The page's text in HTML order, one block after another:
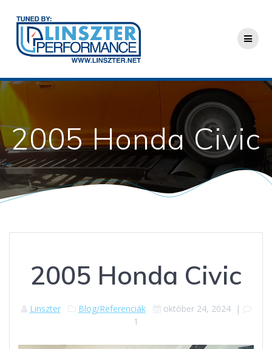
content
2005 Honda Civic
2005 Honda Civic
Linszter Blog/Referenciák október 24, 2024|
1